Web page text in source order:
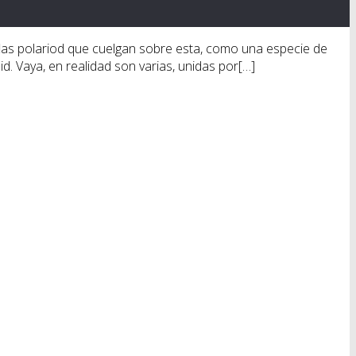
polariod que cuelgan sobre esta, como una especie de
Vaya, en realidad son varias, unidas por[…]